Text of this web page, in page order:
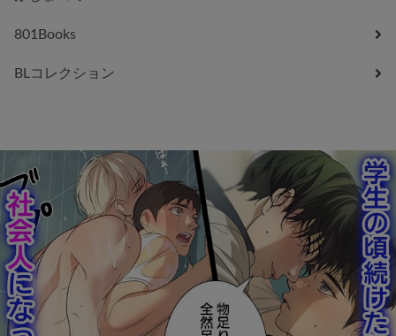
801Books
BLコレクション